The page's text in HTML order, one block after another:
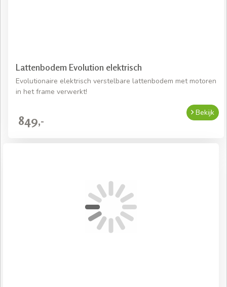
Lattenbodem Evolution elektrisch
Evolutionaire elektrisch verstelbare lattenbodem met motoren
in het frame verwerkt!
849,-
Bekijk